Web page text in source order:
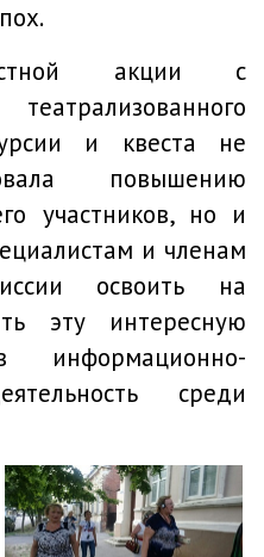
акции с
и квеста не
повышению
участников, но и
и членам
освоить на
эту интересную
среди